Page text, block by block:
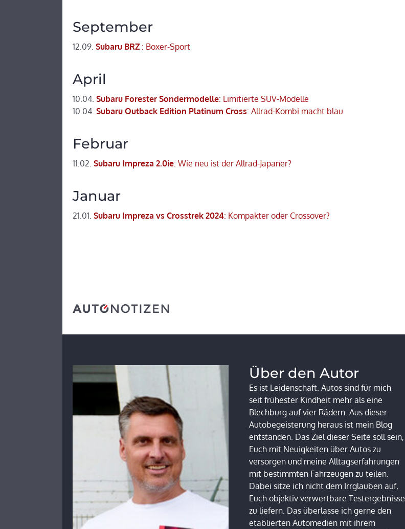
September
12.09. Subaru BRZ : Boxer-Sport
April
10.04. Subaru Forester Sondermodelle: Limitierte SUV-Modelle
10.04. Subaru Outback Edition Platinum Cross: Allrad-Kombi macht blau
Februar
11.02. Subaru Impreza 2.0ie: Wie neu ist der Allrad-Japaner?
Januar
21.01. Subaru Impreza vs Crosstrek 2024: Kompakter oder Crossover?
Über den Autor
Es ist Leidenschaft. Autos sind für mich
seit frühester Kindheit mehr als eine
Blechburg auf vier Rädern. Aus dieser
Autobegeisterung heraus ist mein Blog
entstanden. Das Ziel dieser Seite soll sein,
Euch mit Neuigkeiten über Autos zu
versorgen und meine Alltagserfahrungen
mit bestimmten Fahrzeugen zu teilen.
Dabei sitze ich nicht dem Irrglauben auf,
Euch objektiv verwertbare Testergebnisse
zu liefern. Das überlasse ich gerne den
etablierten Automedien mit ihrem